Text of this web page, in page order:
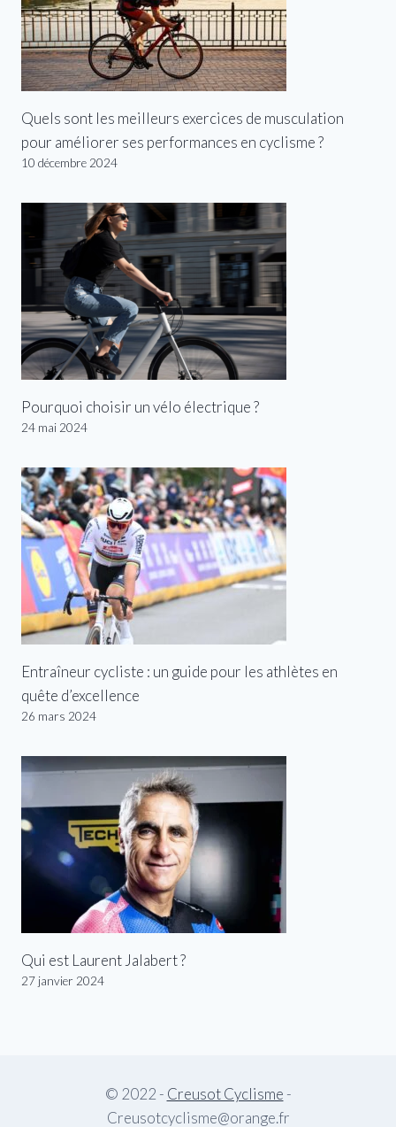
Quels sont les meilleurs exercices de musculation
pour améliorer ses performances en cyclisme ?
10 décembre 2024
Pourquoi choisir un vélo électrique ?
24 mai 2024
Entraîneur cycliste : un guide pour les athlètes en
quête d’excellence
26 mars 2024
Qui est Laurent Jalabert ?
27 janvier 2024
© 2022 - Creusot Cyclisme -
Creusotcyclisme@orange.fr